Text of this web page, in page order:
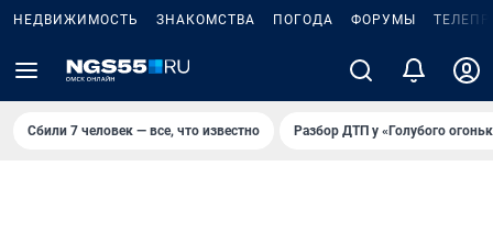
НЕДВИЖИМОСТЬ ЗНАКОМСТВА ПОГОДА ФОРУМЫ
Сбили 7 человек — все, что известно Разбор ДТП у «Голубого